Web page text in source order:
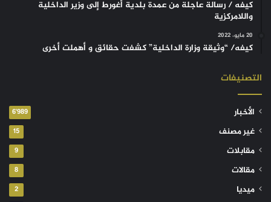
كيفه / رسالة عاجلة من عمدة بلدية أغورط إلى وزير الداخلية
واللامركزية
20 مايو، 2022
كيفه/ “وثيقة وزارة الداخلية” كشفت حقائق و أهملت أخرى
التصنيفات
الأخبار 6٬989
غير مصنف 15
مقابلات 9
مقالات 8
ميديا 2